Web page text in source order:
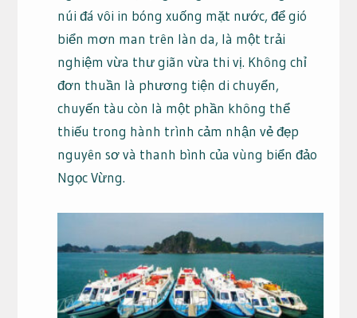
núi đá vôi in bóng xuống mặt nước, để gió
biển mơn man trên làn da, là một trải
nghiệm vừa thư giãn vừa thi vị. Không chỉ
đơn thuần là phương tiện di chuyển,
chuyến tàu còn là một phần không thể
thiếu trong hành trình cảm nhận vẻ đẹp
nguyên sơ và thanh bình của vùng biển đảo
Ngọc Vừng.